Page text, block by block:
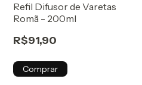
Refil Difusor de Varetas
Romã - 200ml
R$91,90
Comprar